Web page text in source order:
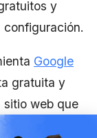
y
configuración.
Google
gratuita y
sitio web que
puede